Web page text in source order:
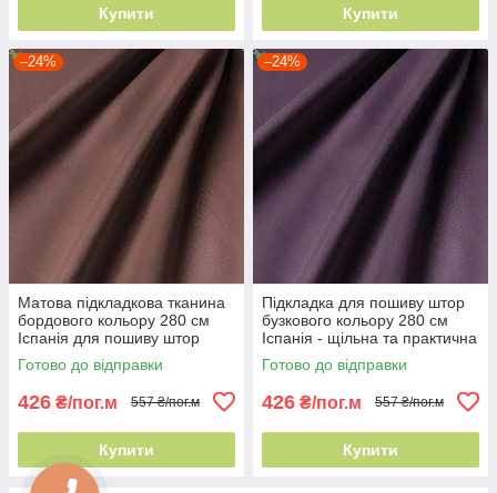
Купити Купити
–24%
Матова підкладкова тканина
бордового кольору 280 см
Іспанія для пошиву штор
Готово до відправки
426 ₴/пог.м 557 ₴/пог.м
Купити
–24%
Підкладка для пошиву штор
бузкового кольору 280 см
Іспанія - щільна та практична
Готово до відправки
426 ₴/пог.м 557 ₴/пог.м
Купити